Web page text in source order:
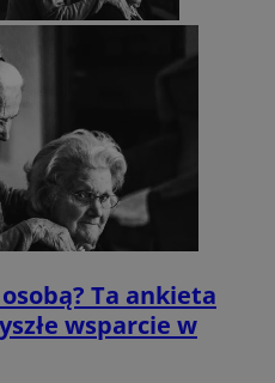
Ta ankieta
wsparcie w